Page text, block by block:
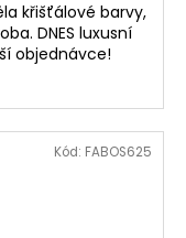
křišťálové barvy,
DNES luxusní
objednávce!
Kód: FABOS625